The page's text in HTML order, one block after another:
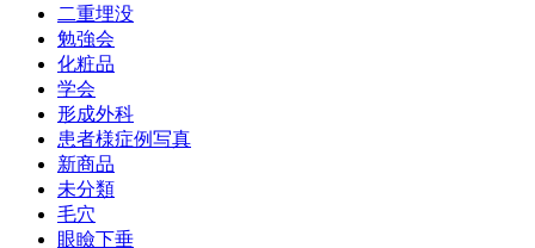
二重埋没
勉強会
化粧品
学会
形成外科
患者様症例写真
新商品
未分類
毛穴
眼瞼下垂